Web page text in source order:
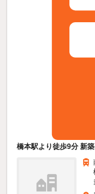
橋本駅より徒歩9分 新